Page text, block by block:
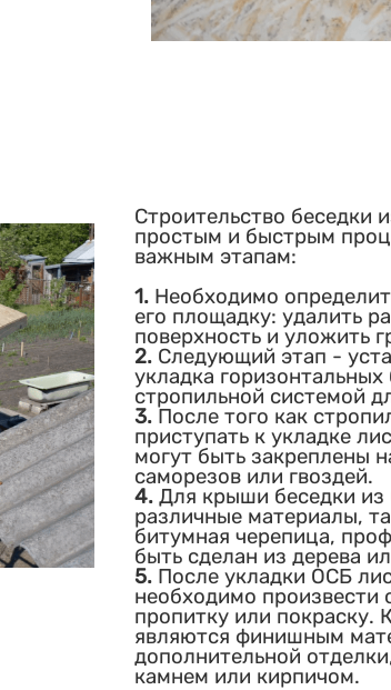
Строительство беседки
простым и быстрым
важным этапам:
1.Необходимо
его площадку: удалить
поверхность и уложить
2. Следующий этап -
укладка
стропильной системой
3.После того как
приступать к укладке
могут быть закреплены
саморезов или гвоздей.
4.Для крыши беседки из
различные материалы,
битумная черепица,
быть сделан из дерева
5.После укладки ОСБ
необходимо произвести
пропитку или покраску.
являются финишным
дополнительной
камнем или кирпичом.